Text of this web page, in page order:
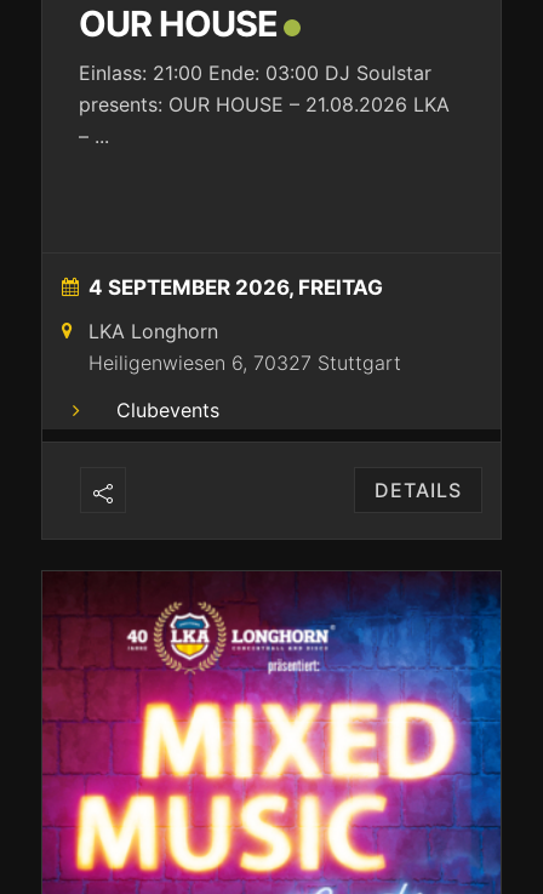
OUR HOUSE
Einlass: 21:00 Ende: 03:00 DJ Soulstar
presents: OUR HOUSE – 21.08.2026 LKA
– ...
4 SEPTEMBER 2026, FREITAG
LKA Longhorn
Heiligenwiesen 6, 70327 Stuttgart
Clubevents
DETAILS